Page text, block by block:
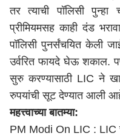
तर त्याची पॉलिसी पुन्हा
प्रीमियमसह काही दंड
पॉलिसी पुनर्संचयित केली
उर्वरित फायदे घेऊ शकाल.
सुरु करण्यासाठी LIC ने
रुपयांची सूट देण्यात आली
महत्त्वाच्या बातम्या:
PM Modi On LIC : LIC